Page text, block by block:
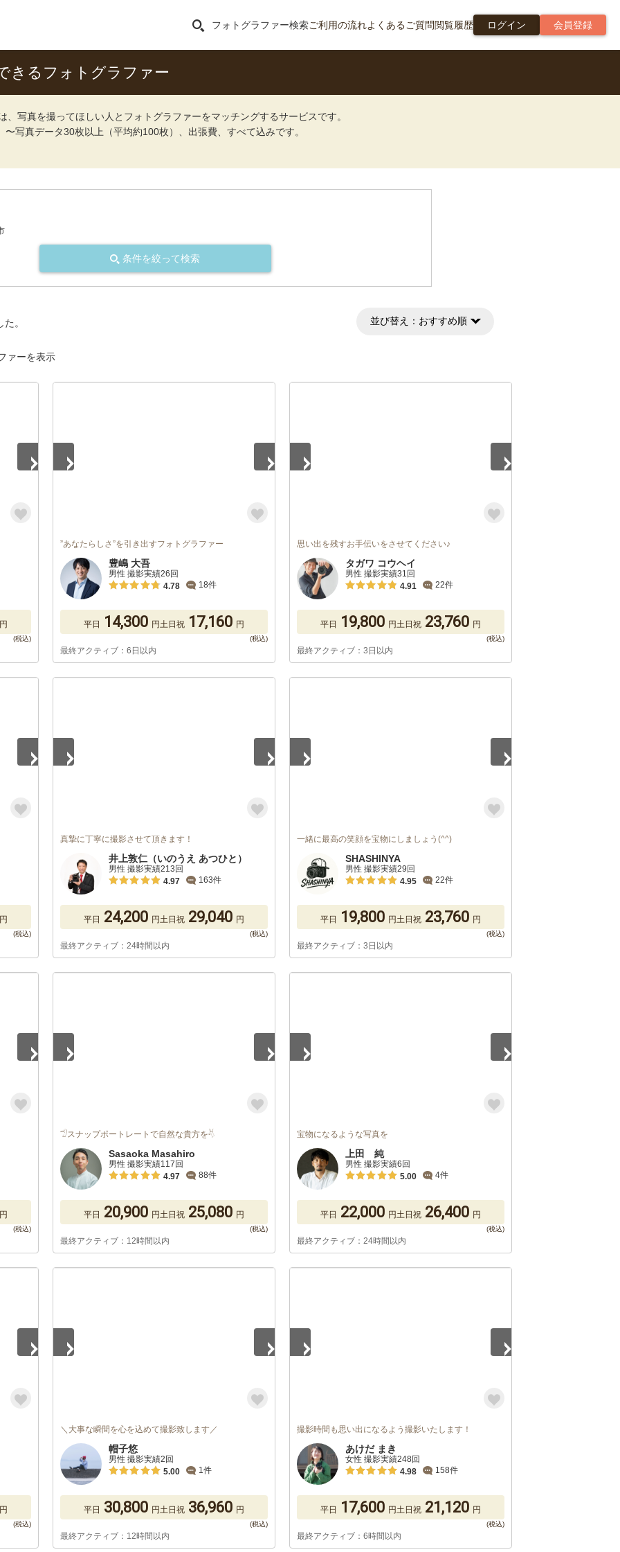
フォトグラファー検索ご利用の流れよくあるご質問閲覧履歴 ログイン 会員登録
きるフォトグラファー
、写真を撮ってほしい人とフォトグラファーをマッチングするサービスです。
写真データ30枚以上（平均約100枚）、出張費、すべて込みです。
条件を絞って検索
。 並び替え： おすすめ順
ァーを表示
円
”あなたらしさ”を引き出すフォトグラファー
豊嶋 大吾
男性 撮影実績26回
4.78
18件
平日 14,300 円土日祝 17,160 円
最終アクティブ：6日以内
思い出を残すお手伝いをさせてください♪
タガワ コウヘイ
男性 撮影実績31回
4.91
22件
平日 19,800 円土日祝 23,760 円
最終アクティブ：3日以内
円
真摯に丁寧に撮影させて頂きます！
井上敦仁（いのうえ あつひと）
男性 撮影実績213回
4.97
163件
平日 24,200 円土日祝 29,040 円
最終アクティブ：24時間以内
一緒に最高の笑顔を宝物にしましょう(^^)
SHASHINYA
男性 撮影実績29回
4.95
22件
平日 19,800 円土日祝 23,760 円
最終アクティブ：3日以内
円
𓅿スナップポートレートで自然な貴方を𓄃
Sasaoka Masahiro
男性 撮影実績117回
4.97
88件
平日 20,900 円土日祝 25,080 円
最終アクティブ：12時間以内
宝物になるような写真を
上田 純
男性 撮影実績6回
5.00
4件
平日 22,000 円土日祝 26,400 円
最終アクティブ：24時間以内
円
＼大事な瞬間を心を込めて撮影致します／
帽子悠
男性 撮影実績2回
5.00
1件
平日 30,800 円土日祝 36,960 円
最終アクティブ：12時間以内
撮影時間も思い出になるよう撮影いたします！
あけだ まき
女性 撮影実績248回
4.98
158件
平日 17,600 円土日祝 21,120 円
最終アクティブ：6時間以内